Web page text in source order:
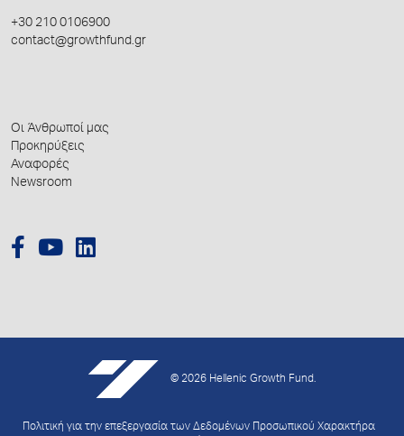
+30 210 0106900
contact@growthfund.gr
Οι Άνθρωποί μας
Προκηρύξεις
Αναφορές
Newsroom
© 2026 Hellenic Growth Fund.
Πολιτική για την επεξεργασία των Δεδομένων Προσωπικού Χαρακτήρα